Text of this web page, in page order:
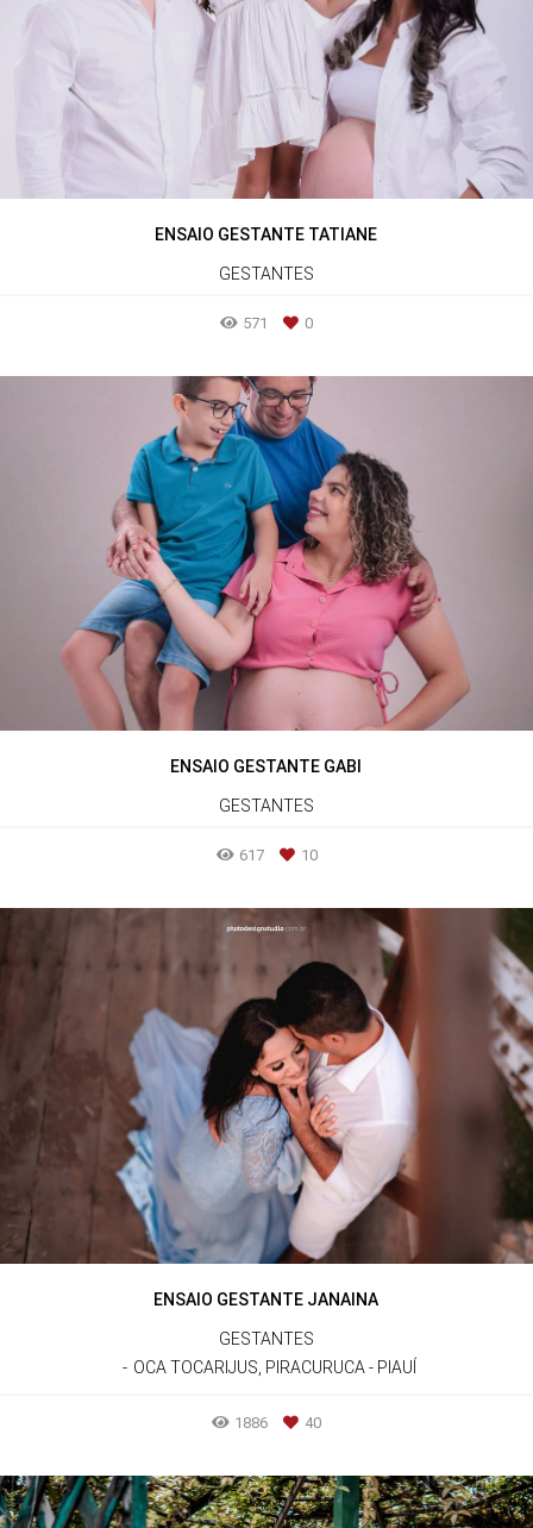
ENSAIO GESTANTE TATIANE
GESTANTES
571 0
ENSAIO GESTANTE GABI
GESTANTES
617 10
ENSAIO GESTANTE JANAINA
GESTANTES
OCA TOCARIJUS, PIRACURUCA - PIAUÍ
1886 40